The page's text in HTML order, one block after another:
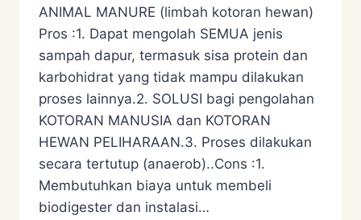
ANIMAL MANURE (limbah kotoran hewan)
Pros :1. Dapat mengolah SEMUA jenis
sampah dapur, termasuk sisa protein dan
karbohidrat yang tidak mampu dilakukan
proses lainnya.2. SOLUSI bagi pengolahan
KOTORAN MANUSIA dan KOTORAN
HEWAN PELIHARAAN.3. Proses dilakukan
secara tertutup (anaerob)..Cons :1.
Membutuhkan biaya untuk membeli
biodigester dan instalasi…